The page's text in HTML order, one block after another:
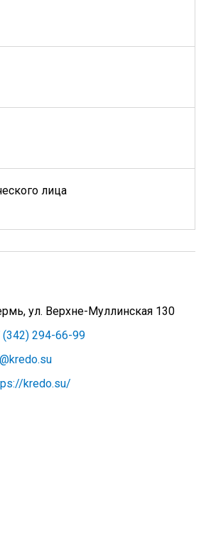
лица
ул. Верхне-Муллинская 130
(342) 294-66-99
kredo.su/